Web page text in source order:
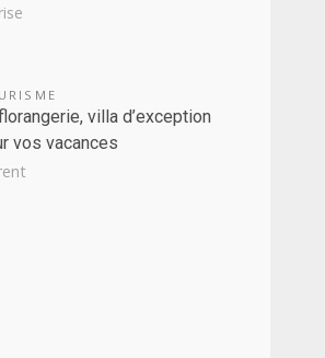
villa d’exception
vos vacances